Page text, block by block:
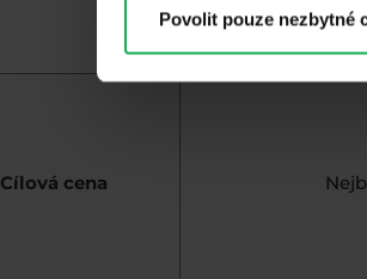
Povolit pouze nezbytné
Cílová cena